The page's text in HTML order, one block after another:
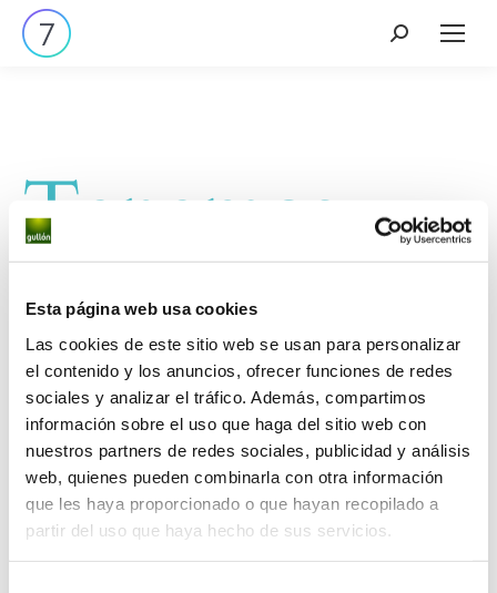
Esta página web usa cookies
Las cookies de este sitio web se usan para personalizar
el contenido y los anuncios, ofrecer funciones de redes
sociales y analizar el tráfico. Además, compartimos
información sobre el uso que haga del sitio web con
nuestros partners de redes sociales, publicidad y análisis
web, quienes pueden combinarla con otra información
que les haya proporcionado o que hayan recopilado a
partir del uso que haya hecho de sus servicios.
Tenemos
grandes
proyectos
por anunciar
Se está cocinando algo grande. Nuestra tienda está
en obras y pronto abrirá sus puertas.